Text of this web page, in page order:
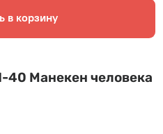
в корзину
40 Манекен человека